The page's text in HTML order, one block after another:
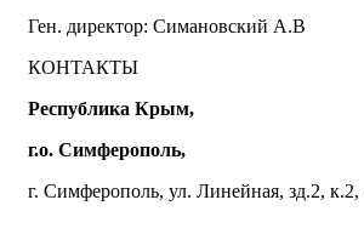
Ген. директор: Симановский А.В
КОНТАКТЫ
Республика Крым,
г.о. Симферополь,
г. Симферополь, ул. Линейная, зд.2,